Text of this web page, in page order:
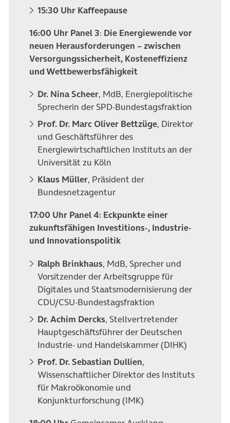
15:30 Uhr Kaffeepause
16:00 Uhr Panel 3: Die Energiewende vor
neuen Herausforderungen – zwischen
Versorgungssicherheit, Kosteneffizienz
und Wettbewerbsfähigkeit
Dr. Nina Scheer, MdB, Energiepolitische
Sprecherin der SPD-Bundestagsfraktion
Prof. Dr. Marc Oliver Bettzüge, Direktor
und Geschäftsführer des
Energiewirtschaftlichen Instituts an der
Universität zu Köln
Klaus Müller, Präsident der
Bundesnetzagentur
17:00 Uhr Panel 4: Eckpunkte einer
zukunftsfähigen Investitions-, Industrie-
und Innovationspolitik
Ralph Brinkhaus, MdB, Sprecher und
Vorsitzender der Arbeitsgruppe für
Digitales und Staatsmodernisierung der
CDU/CSU-Bundestagsfraktion
Dr. Achim Dercks, Stellvertretender
Hauptgeschäftsführer der Deutschen
Industrie- und Handelskammer (DIHK)
Prof. Dr. Sebastian Dullien,
Wissenschaftlicher Direktor des Instituts
für Makroökonomie und
Konjunkturforschung (IMK)